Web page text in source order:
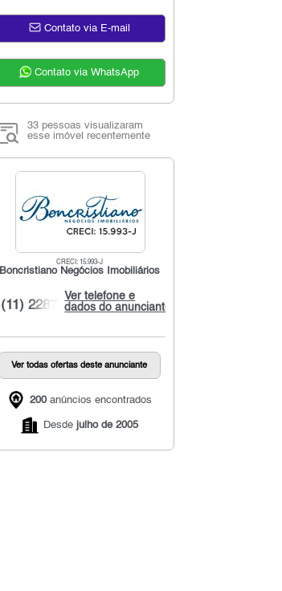
Contato via E-mail
Contato via WhatsApp
33 pessoas visualizaram
esse imóvel recentemente
CRECI: 15.993-J
Boncristiano Negócios Imobiliários
Ver telefone e
dados do anunciante
(11) 2287...
Ver todas ofertas deste anunciante
200anúncios encontrados
Desde julho de 2005